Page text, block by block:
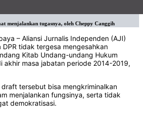
menjalankan tugasnya, oleh Cheppy Canggih
– Aliansi Jurnalis Independen (AJI)
DPR tidak tergesa mengesahkan
Kitab Undang-undang Hukum
akhir masa jabatan periode 2014-2019,
tersebut bisa mengkriminalkan
menjalankan fungsinya, serta tidak
demokratisasi.